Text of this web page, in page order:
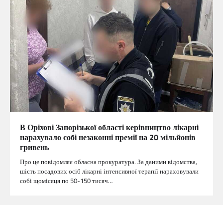
В Оріхові Запорізької області керівництво лікарні
нарахувало собі незаконні премії на 20 мільйонів
гривень
Про це повідомляє обласна прокуратура. За даними відомства,
шість посадових осіб лікарні інтенсивної терапії нараховували
собі щомісяця по 50-150 тисяч…